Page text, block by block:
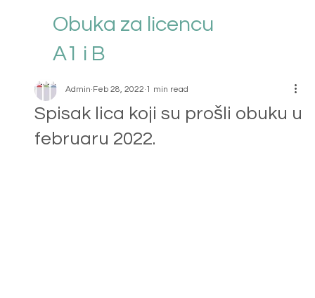
Obuka za licencu
A1 i B
Spisak lica koji su prošli obuku u
februaru 2022.
Admin Feb 28, 2022 1 min read